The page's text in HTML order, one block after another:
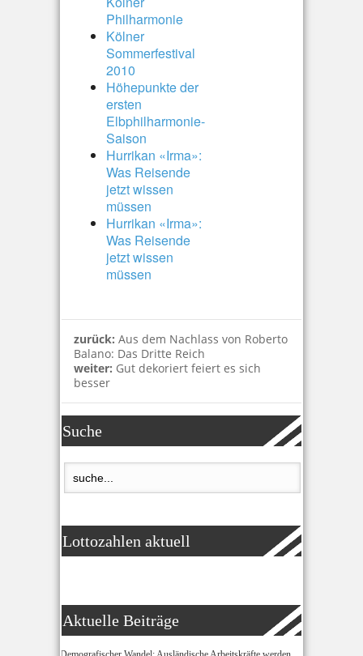
Philharmonie
Kölner
Sommerfestival
2010
Höhepunkte der
ersten
Elbphilharmonie-
Saison
Hurrikan «Irma»:
Was Reisende
jetzt wissen
müssen
Hurrikan «Irma»:
Was Reisende
jetzt wissen
müssen
zurück: Aus dem Nachlass von Roberto
Balano: Das Dritte Reich
weiter: Gut dekoriert feiert es sich
besser
Suche
Lottozahlen aktuell
Aktuelle Beiträge